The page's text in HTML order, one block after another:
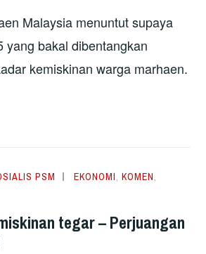
Malaysia menuntut supaya
yang bakal dibentangkan
kemiskinan warga marhaen.
PSM EKONOMI,KOMEN,
tegar – Perjuangan